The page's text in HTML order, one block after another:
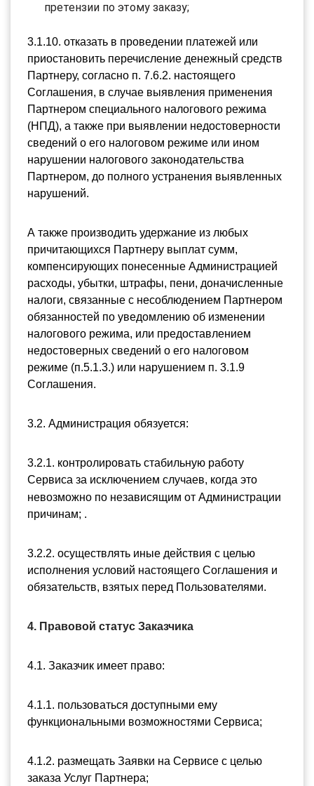
претензии по этому заказу;
3.1.10. отказать в проведении платежей или
приостановить перечисление денежный средств
Партнеру, согласно п. 7.6.2. настоящего
Соглашения, в случае выявления применения
Партнером специального налогового режима
(НПД), а также при выявлении недостоверности
сведений о его налоговом режиме или ином
нарушении налогового законодательства
Партнером, до полного устранения выявленных
нарушений.
А также производить удержание из любых
причитающихся Партнеру выплат сумм,
компенсирующих понесенные Администрацией
расходы, убытки, штрафы, пени, доначисленные
налоги, связанные с несоблюдением Партнером
обязанностей по уведомлению об изменении
налогового режима, или предоставлением
недостоверных сведений о его налоговом
режиме (п.5.1.3.) или нарушением п. 3.1.9
Соглашения.
3.2. Администрация обязуется:
3.2.1. контролировать стабильную работу
Сервиса за исключением случаев, когда это
невозможно по независящим от Администрации
причинам; .
3.2.2. осуществлять иные действия с целью
исполнения условий настоящего Соглашения и
обязательств, взятых перед Пользователями.
4. Правовой статус Заказчика
4.1. Заказчик имеет право:
4.1.1. пользоваться доступными ему
функциональными возможностями Сервиса;
4.1.2. размещать Заявки на Сервисе с целью
заказа Услуг Партнера;